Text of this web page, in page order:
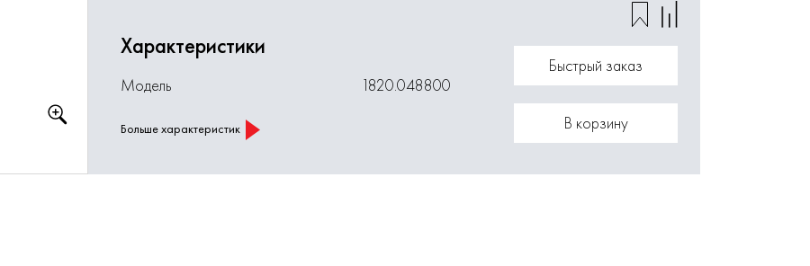
Характеристики
Модель 1820.048800
Больше характеристик
Быстрый заказ
В корзину